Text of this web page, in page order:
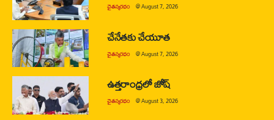
చైతన్యరధం @August 7, 2026
చేనేతకు చేయూత
చైతన్యరధం @August 7, 2026
ఉత్తరాంధ్రలో జోష్
చైతన్యరధం @August 3, 2026